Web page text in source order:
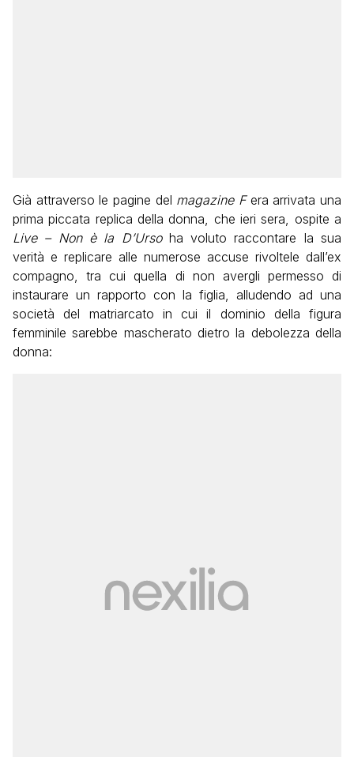
Già attraverso le pagine del magazine Fera arrivata una
prima piccata replica della donna, che ieri sera, ospite a
Live – Non è la D’Ursoha voluto raccontare la sua
verità e replicare alle numerose accuse rivoltele dall’ex
compagno, tra cui quella di non avergli permesso di
instaurare un rapporto con la figlia, alludendo ad una
società del matriarcato in cui il dominio della figura
femminile sarebbe mascherato dietro la debolezza della
donna: